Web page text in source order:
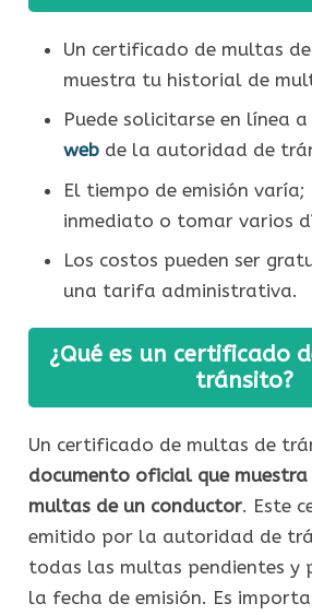
Un certificado de multas
muestra tu historial de
Puede solicitarse en línea
webde la autoridad de
El tiempo de emisión varía;
inmediato o tomar varios
Los costos pueden ser
una tarifa administrativa.
¿Qué es un certificado
tránsito?
Un certificado de multas de
documento oficial que
multas de un conductor. Este
emitido por la autoridad de
todas las multas pendientes y
la fecha de emisión. Es